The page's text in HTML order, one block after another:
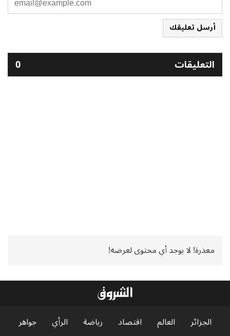
أرسل تعليقك
التعليقات 0
معذرة! لا يوجد أي محتوى لعرضه!
الجزائر العالم اقتصاد رياضة الرأي
جواهر